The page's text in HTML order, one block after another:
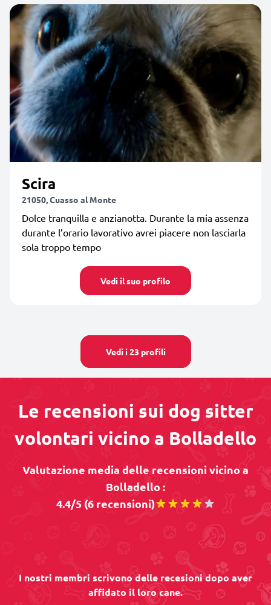
Scira
21050, Cuasso al Monte
Dolce tranquilla e anzianotta. Durante la mia assenza
durante l’orario lavorativo avrei piacere non lasciarla
sola troppo tempo
Vedi il suo profilo
Vedi i 23 profili
Le recensioni sui dog sitter
volontari vicino a Bolladello
Valutazione media delle recensioni vicino a
Bolladello :
4.4/5 (6 recensioni)
I nostri membri scrivono delle recesioni dopo aver
affidato il loro cane.